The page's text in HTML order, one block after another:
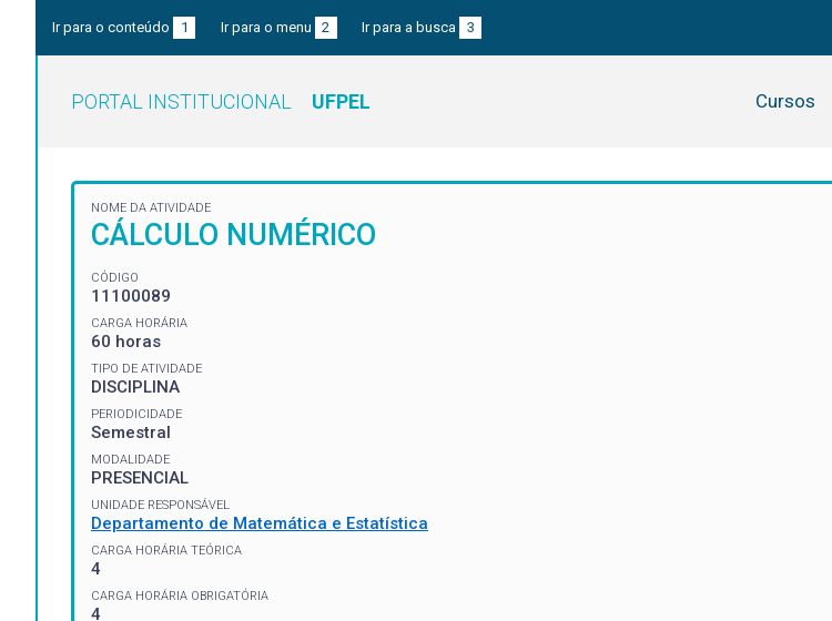
Ir para o conteúdo 1 Ir para o menu 2 Ir para a busca 3
PORTAL INSTITUCIONAL UFPEL Cursos
NOME DA ATIVIDADE
CÁLCULO NUMÉRICO
CÓDIGO
11100089
CARGA HORÁRIA
60 horas
TIPO DE ATIVIDADE
DISCIPLINA
PERIODICIDADE
Semestral
MODALIDADE
PRESENCIAL
UNIDADE RESPONSÁVEL
Departamento de Matemática e Estatística
CARGA HORÁRIA TEÓRICA
4
CARGA HORÁRIA OBRIGATÓRIA
4